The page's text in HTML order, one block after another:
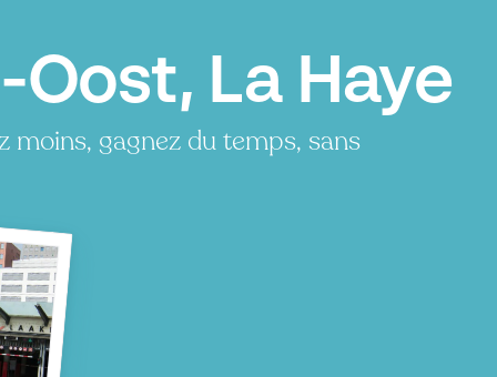
La Haye
moins, gagnez du temps, sans